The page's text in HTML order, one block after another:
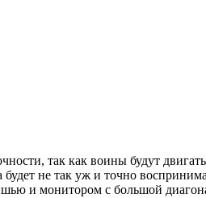
так как воины будут
будет не так уж и точно
и монитором с большой